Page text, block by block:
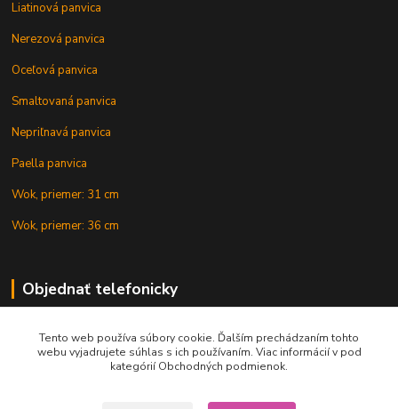
Liatinová panvica
Nerezová panvica
Oceľová panvica
Smaltovaná panvica
Nepriľnavá panvica
Paella panvica
Wok, priemer: 31 cm
Wok, priemer: 36 cm
Objednať telefonicky
+421 902 212 007
Tento web používa súbory cookie. Ďalším prechádzaním tohto
webu vyjadrujete súhlas s ich používaním. Viac informácií v pod
kategórií Obchodných podmienok.